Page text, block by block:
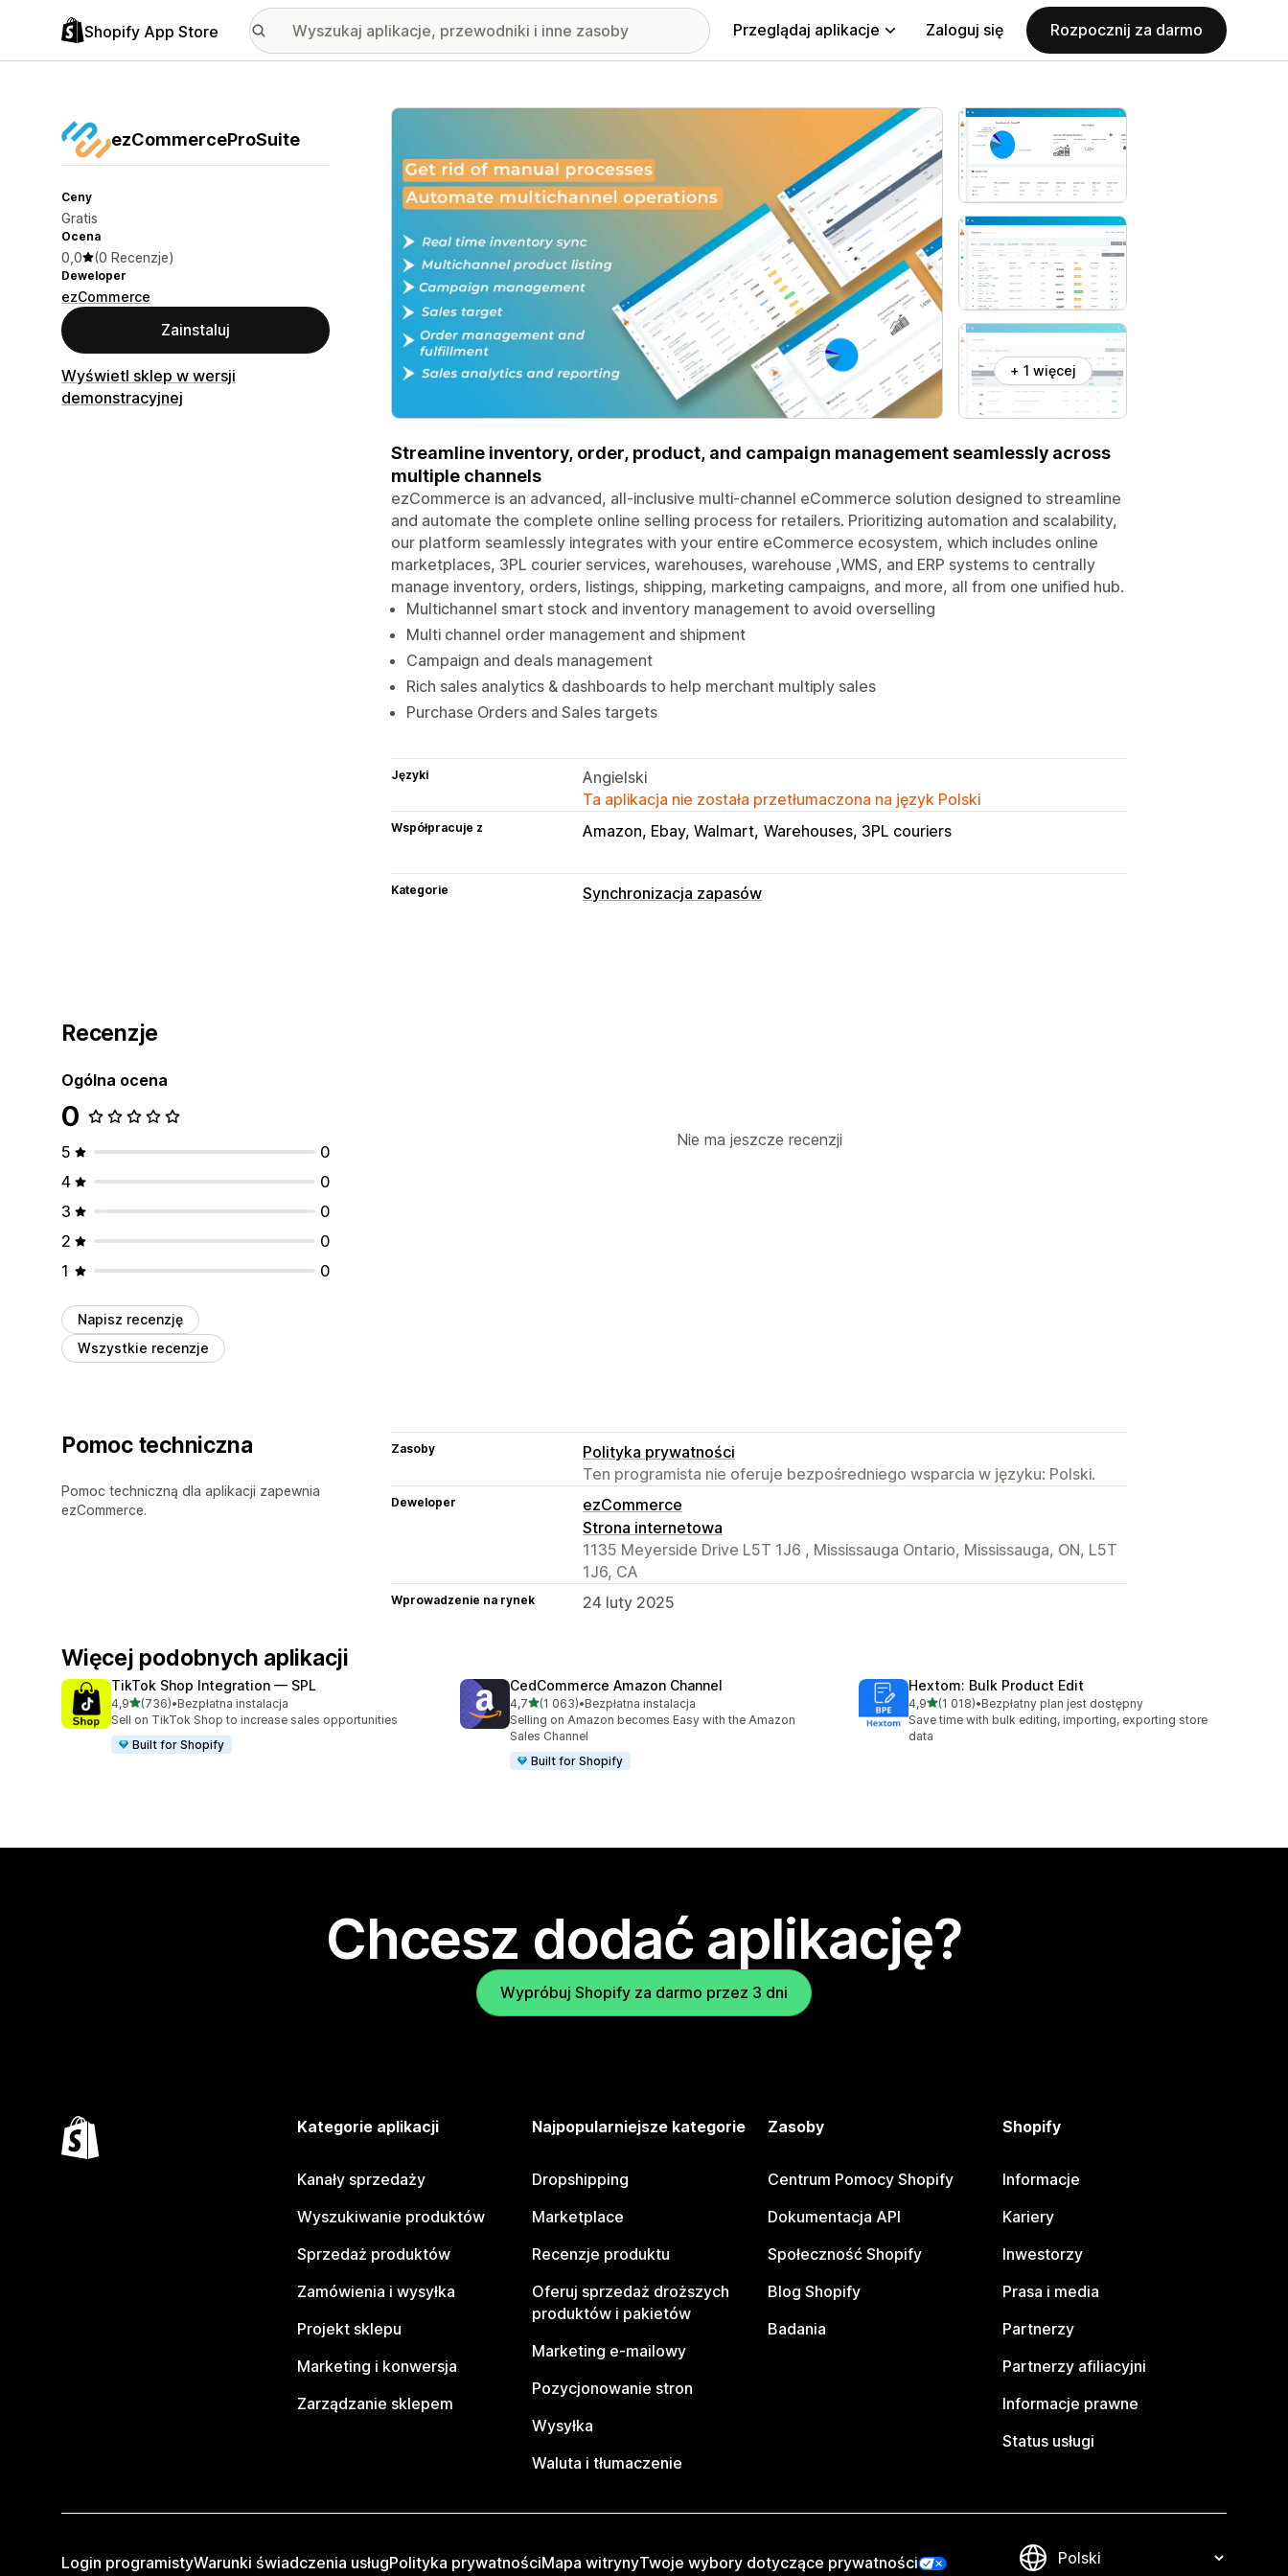
Shopify App Store Przeglądaj aplikacje Zaloguj się Rozpocznij za darmo
ezCommerceProSuite
Ceny
Gratis
Ocena
0,0 (0 Recenzje)
Deweloper
ezCommerce
Zainstaluj
Wyświetl sklep w wersji
demonstracyjnej
Wyróżnione obrazy w galerii
+ 1 więcej
Streamline inventory, order, product, and campaign management seamlessly across
multiple channels
ezCommerce is an advanced, all-inclusive multi-channel eCommerce solution designed to streamline
and automate the complete online selling process for retailers. Prioritizing automation and scalability,
our platform seamlessly integrates with your entire eCommerce ecosystem, which includes online
marketplaces, 3PL courier services, warehouses, warehouse ,WMS, and ERP systems to centrally
manage inventory, orders, listings, shipping, marketing campaigns, and more, all from one unified hub.
Multichannel smart stock and inventory management to avoid overselling
Multi channel order management and shipment
Campaign and deals management
Rich sales analytics & dashboards to help merchant multiply sales
Purchase Orders and Sales targets
Języki
Angielski
Ta aplikacja nie została przetłumaczona na język Polski
Współpracuje z Amazon, Ebay, Walmart Warehouses, 3PL couriers
Kategorie Synchronizacja zapasów
Recenzje
Ogólna ocena
0
5
0
4
0
3
0
2
0
1
0
Napisz recenzję
Wszystkie recenzje
Nie ma jeszcze recenzji
Pomoc techniczna
Pomoc techniczną dla aplikacji zapewnia
ezCommerce.
Zasoby
Polityka prywatności
Ten programista nie oferuje bezpośredniego wsparcia w języku: Polski.
Deweloper
ezCommerce
Strona internetowa
1135 Meyerside Drive L5T 1J6 , Mississauga Ontario, Mississauga, ON, L5T
1J6, CA
Wprowadzenie na rynek 24 luty 2025
Więcej podobnych aplikacji
TikTok Shop Integration — SPL
4,9na 5 gwiazdek
(736)
Łączna liczba recenzji: 736
•Bezpłatna instalacja
Sell on TikTok Shop to increase sales opportunities
Built for Shopify
CedCommerce Amazon Channel
4,7na 5 gwiazdek
(1 063)
Łączna liczba recenzji: 1063
•Bezpłatna instalacja
Selling on Amazon becomes Easy with the Amazon
Sales Channel
Built for Shopify
Hextom: Bulk Product Edit
4,9na 5 gwiazdek
(1 018)
Łączna liczba recenzji: 1018
•Bezpłatny plan jest dostępny
Save time with bulk editing, importing, exporting store
data
Chcesz dodać aplikację?
Wypróbuj Shopify za darmo przez 3 dni
Kategorie aplikacji
Kanały sprzedaży
Wyszukiwanie produktów
Sprzedaż produktów
Zamówienia i wysyłka
Projekt sklepu
Marketing i konwersja
Zarządzanie sklepem
Najpopularniejsze kategorie
Dropshipping
Marketplace
Recenzje produktu
Oferuj sprzedaż droższych
produktów i pakietów
Marketing e-mailowy
Pozycjonowanie stron
Wysyłka
Waluta i tłumaczenie
Zasoby
Centrum Pomocy Shopify
Dokumentacja API
Społeczność Shopify
Blog Shopify
Badania
Shopify
Informacje
Kariery
Inwestorzy
Prasa i media
Partnerzy
Partnerzy afiliacyjni
Informacje prawne
Status usługi
Login programistyWarunki świadczenia usługPolityka prywatnościMapa witrynyTwoje wybory dotyczące prywatności